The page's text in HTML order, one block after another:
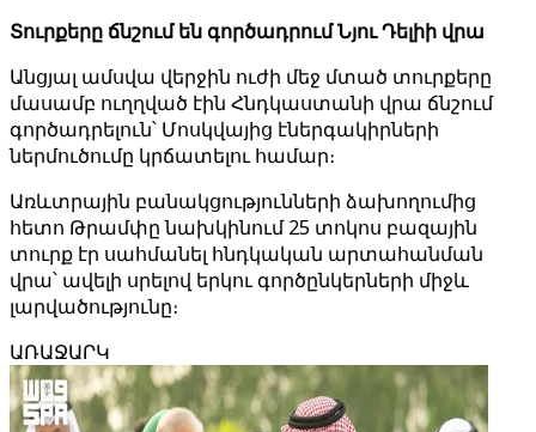
Տուրքերը ճնշում են գործադրում Նյու Դելիի վրա
Անցյալ ամսվա վերջին ուժի մեջ մտած տուրքերը
մասամբ ուղղված էին Հնդկաստանի վրա ճնշում
գործադրելուն՝ Մոսկվայից էներգակիրների
ներմուծումը կրճատելու համար։
Առևտրային բանակցությունների ձախողումից
հետո Թրամփը նախկինում 25 տոկոս բազային
տուրք էր սահմանել հնդկական արտահանման
վրա՝ ավելի սրելով երկու գործընկերների միջև
լարվածությունը։
ԱՌԱՋԱՐԿ